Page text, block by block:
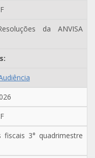
da ANVISA
3° quadrimestre